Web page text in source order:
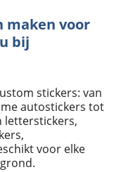
maken voor
bij
stickers: van
autostickers tot
letterstickers,
voor elke